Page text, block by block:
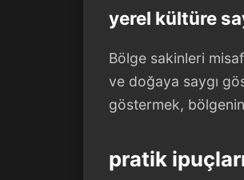
yerel kültüre
Bölge sakinleri
ve doğaya saygı
göstermek,
pratik